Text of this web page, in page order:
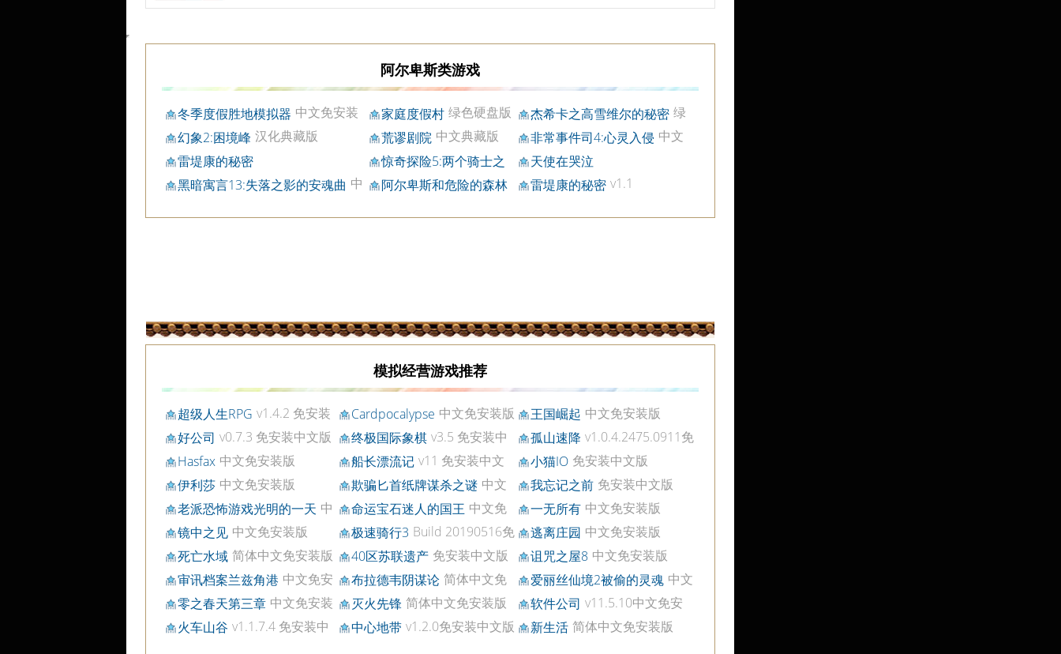
阿尔卑斯类游戏
冬季度假胜地模拟器 中文免安装
版
家庭度假村 绿色硬盘版 杰希卡之高雪维尔的秘密 绿
色硬盘版
幻象2:困境峰 汉化典藏版 荒谬剧院 中文典藏版 非常事件司4:心灵入侵 中文
典藏版
雷堤康的秘密
惊奇探险5:两个骑士之
谜
天使在哭泣
黑暗寓言13:失落之影的安魂曲 中
阿尔卑斯和危险的森林
雷堤康的秘密 v1.1
模拟经营游戏推荐
超级人生RPG v1.4.2 免安装
中文版
Cardpocalypse 中文免安装版 王国崛起 中文免安装版
好公司 v0.7.3 免安装中文版 终极国际象棋 v3.5 免安装中
文版
孤山速降 v1.0.4.2475.0911免
安装中文版
Hasfax 中文免安装版 船长漂流记 v11 免安装中文
版
小猫IO 免安装中文版
伊利莎 中文免安装版 欺骗匕首纸牌谋杀之谜 中文
免安装版
我忘记之前 免安装中文版
老派恐怖游戏光明的一天 中
文免安装版
命运宝石迷人的国王 中文免
安装版
一无所有 中文免安装版
镜中之见 中文免安装版 极速骑行3 Build 20190516免
安装中文版
逃离庄园 中文免安装版
死亡水域 简体中文免安装版 40区苏联遗产 免安装中文版 诅咒之屋8 中文免安装版
审讯档案兰兹角港 中文免安
装版
布拉德韦阴谋论 简体中文免
安装版
爱丽丝仙境2被偷的灵魂 中文
免安装版
零之春天第三章 中文免安装
版
灭火先锋 简体中文免安装版 软件公司 v11.5.10中文免安
装版
火车山谷 v1.1.7.4 免安装中
中心地带 v1.2.0免安装中文版 新生活 简体中文免安装版